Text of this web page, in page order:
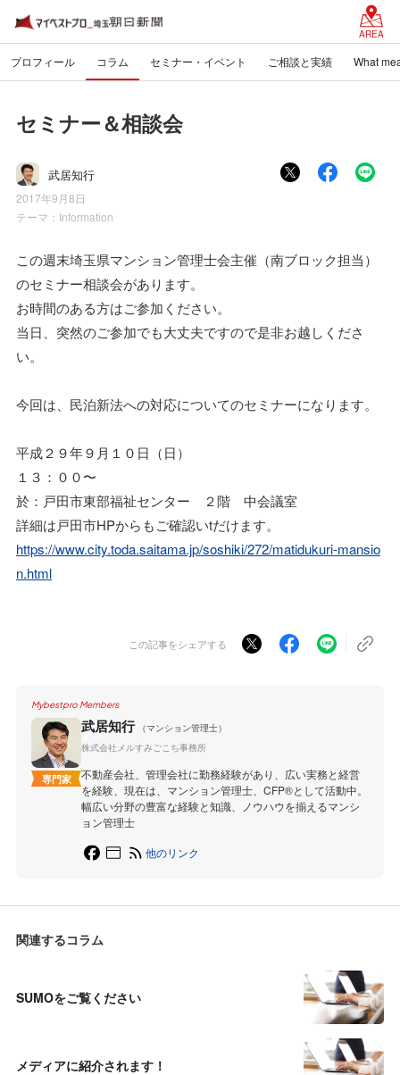
AREA
プロフィール コラム セミナー・イベント ご相談と実績 What
セミナー＆相談会
武居知行
2017年9月8日
テーマ： Information
この週末埼玉県マンション管理士会主催（南ブロック担当）
のセミナー相談会があります。
お時間のある方はご参加ください。
当日、突然のご参加でも大丈夫ですので是非お越しくださ
い。
今回は、民泊新法への対応についてのセミナーになります。
平成２９年９月１０日（日）
１３：００〜
於：戸田市東部福祉センター ２階 中会議室
詳細は戸田市HPからもご確認いtだけます。
https://www.city.toda.saitama.jp/soshiki/272/matidukuri-mansio
n.html
この記事をシェアする
Mybestpro Members
専門家
武居知行
（マンション管理士）
株式会社メルすみごこち事務所
不動産会社、管理会社に勤務経験があり、広い実務と経営
を経験、現在は、マンション管理士、CFP®︎として活動中。
幅広い分野の豊富な経験と知識、ノウハウを揃えるマンシ
ョン管理士
他のリンク
関連するコラム
SUMOをご覧ください
メディアに紹介されます！